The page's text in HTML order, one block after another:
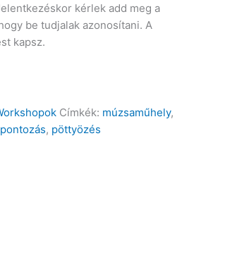
kérlek add meg a
be tudjalak azonosítani. A
kapsz.
Címkék: múzsaműhely,
pontozás, pöttyözés